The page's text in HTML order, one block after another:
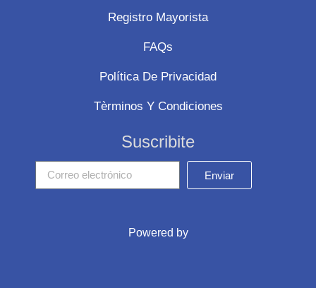
Registro Mayorista
FAQs
Política De Privacidad
Tèrminos Y Condiciones
Suscribite
Enviar
Powered by